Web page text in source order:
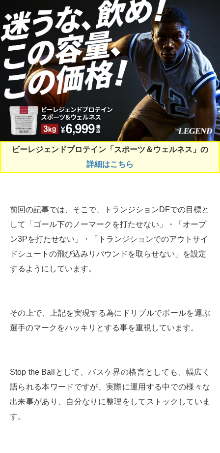
ビーレジェンドプロテイン「スポーツ＆ウェルネス」の
詳細はこちら
前回の記事では、そこで、トランジションDFでの目標と
して「ゴール下のノーマークを打たせない」・「オープ
ン3Pを打たせない」・「トランジションでのアウトサイ
ドシュートの飛び込みリバウンドを取らせない」を設定
するようにしています。
その上で、上記を実現する為にドリブルでボールを運ぶ
選手のマークをハッキリとする事を重視しています。
Stop the Ballとして、バスケ界の格言としても、幅広く
語られる本ワードですが、実際に運用する中での様々な
出来事があり、自分なりに整理をしてストックしていま
す。